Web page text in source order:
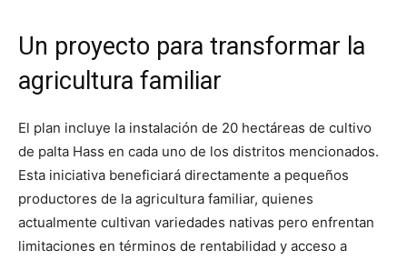
Un proyecto para transformar la
agricultura familiar
El plan incluye la instalación de 20 hectáreas de cultivo
de palta Hass en cada uno de los distritos mencionados.
Esta iniciativa beneficiará directamente a pequeños
productores de la agricultura familiar, quienes
actualmente cultivan variedades nativas pero enfrentan
limitaciones en términos de rentabilidad y acceso a